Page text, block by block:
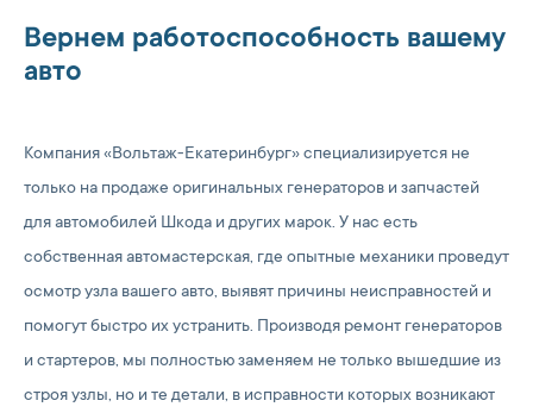
Вернем работоспособность вашему
авто
Компания «Вольтаж-Екатеринбург» специализируется не
только на продаже оригинальных генераторов и запчастей
для автомобилей Шкода и других марок. У нас есть
собственная автомастерская, где опытные механики проведут
осмотр узла вашего авто, выявят причины неисправностей и
помогут быстро их устранить. Производя ремонт генераторов
и стартеров, мы полностью заменяем не только вышедшие из
строя узлы, но и те детали, в исправности которых возникают